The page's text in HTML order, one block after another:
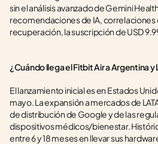
sin el análisis avanzado de Gemini
recomendaciones de IA, correlaciones
recuperación, la suscripción de USD
¿Cuándo llega el Fitbit Air a Argentina y
El lanzamiento inicial es en Estados
mayo. La expansión a mercados de
de distribución de Google y de las
dispositivos médicos/bienestar.
entre 6 y 18 meses en llevar sus